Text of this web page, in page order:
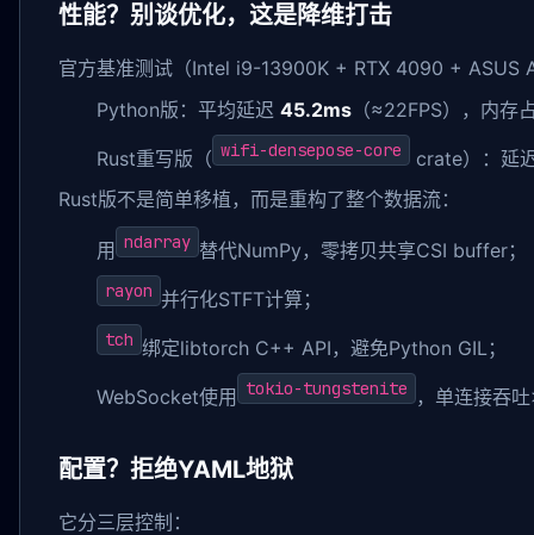
性能？别谈优化，这是降维打击
官方基准测试（Intel i9-13900K + RTX 4090 + ASUS
Python版：平均延迟 45.2ms （≈22FPS），内存
Rust重写版（ wifi-densepose-core
crate）：延
Rust版不是简单移植，而是重构了整个数据流：
用 ndarray 替代NumPy，零拷贝共享CSI buffer；
rayon 并行化STFT计算；
tch 绑定libtorch C++ API，避免Python GIL；
WebSocket使用 tokio-tungstenite ，单连接吞
配置？拒绝YAML地狱
它分三层控制：